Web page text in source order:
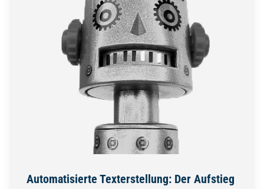
Automatisierte Texterstellung: Der Aufstieg